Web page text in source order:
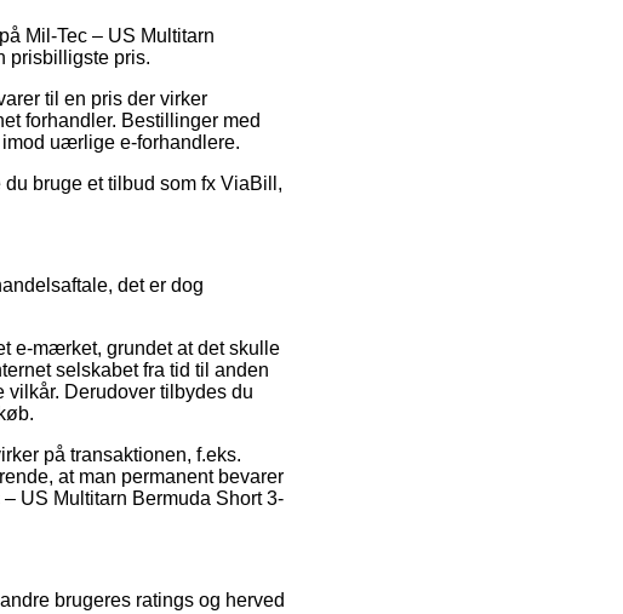
Mil-Tec – US Multitarn
prisbilligste pris.
til en pris der virker
forhandler. Bestillinger med
uærlige e-forhandlere.
bruge et tilbud som fx ViaBill,
det er dog
e-mærket, grundet at det skulle
selskabet fra tid til anden
Derudover tilbydes du
på transaktionen, f.eks.
at man permanent bevarer
US Multitarn Bermuda Short 3-
brugeres ratings og herved